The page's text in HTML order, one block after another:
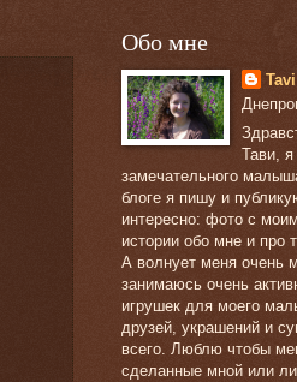
Обо мне
Tavi
Тави,
замечательного
блоге я пишу и
интересно: фото с
истории обо мне и про
А волнует меня очень
занимаюсь очень
игрушек для моего
друзей, украшений и
всего. Люблю чтобы
сделанные мной или